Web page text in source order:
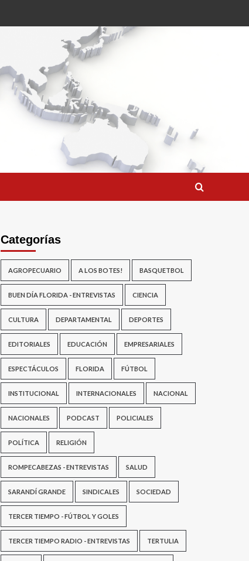
Categorías
AGROPECUARIO A LOS BOTES! BASQUETBOL
BUEN DÍA FLORIDA - ENTREVISTAS CIENCIA
CULTURA DEPARTAMENTAL DEPORTES
EDITORIALES EDUCACIÓN EMPRESARIALES
ESPECTÁCULOS FLORIDA FÚTBOL
INSTITUCIONAL INTERNACIONALES NACIONAL
NACIONALES PODCAST POLICIALES
POLÍTICA RELIGIÓN
ROMPECABEZAS - ENTREVISTAS SALUD
SARANDÍ GRANDE SINDICALES SOCIEDAD
TERCER TIEMPO - FÚTBOL Y GOLES
TERCER TIEMPO RADIO - ENTREVISTAS TERTULIA